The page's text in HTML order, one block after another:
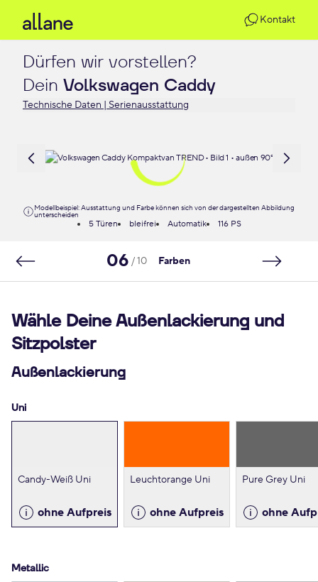
Kontakt
Dürfen wir vorstellen?
Dein Volkswagen Caddy
Technische Daten | Serienausstattung
Modellbeispiel: Ausstattung und Farbe können sich von der dargestellten Abbildung
unterscheiden
5 Türen bleifrei Automatik 116 PS
06 / 10 Farben
Wähle Deine Außenlackierung und
Sitzpolster
Außenlackierung
Uni
Candy-Weiß Uni
ohne Aufpreis
Leuchtorange Uni
ohne Aufpreis
Pure Grey Uni
ohne
Metallic